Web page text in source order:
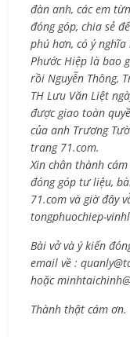
đàn anh, các em
đóng góp, chia sẻ
phú hơn, có ý nghĩa
Phước Hiệp là bao
rồi Nguyễn Thông,
TH Lưu Văn Liệt
được giao toàn
của anh Trương
trang 71.com.
Xin chân thành
đóng góp tư liệu,
71.com và giờ đây
tongphuochiep-
Bài vở và ý kiến
email về :
hoặc
Thành thật cám ơn.